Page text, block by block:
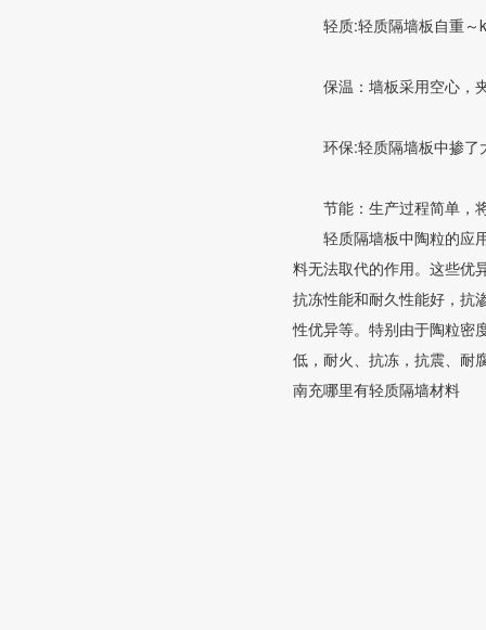
轻质:轻质隔墙板自重～
保温：墙板采用空心，夹
环保:轻质隔墙板中掺了大
节能：生产过程简单，将
轻质隔墙板中陶粒的应用
料无法取代的作用。这些优
抗冻性能和耐久性能好，抗
性优异等。特别由于陶粒密
低，耐火、抗冻，抗震、耐
南充哪里有轻质隔墙材料